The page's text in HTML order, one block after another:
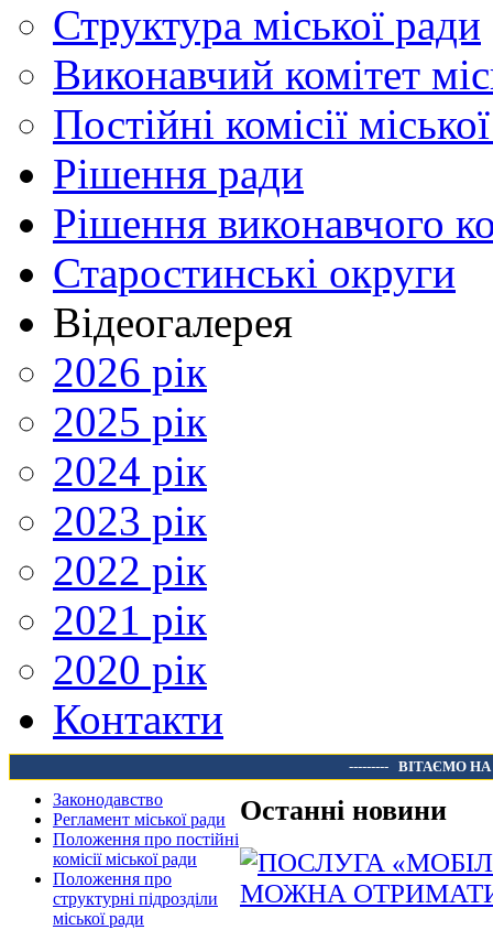
Структура міської ради
Виконавчий комітет
Постійні комісії
Рішення ради
Рішення виконавчого
Старостинські округи
Відеогалерея
2026 рік
2025 рік
2024 рік
2023 рік
2022 рік
2021 рік
2020 рік
Контакти
--------- ВІТАЄМО
Законодавство
Регламент міської ради
Положення про постійні
комісії міської ради
Положення про
структурні підрозділи
міської ради
Останні новини